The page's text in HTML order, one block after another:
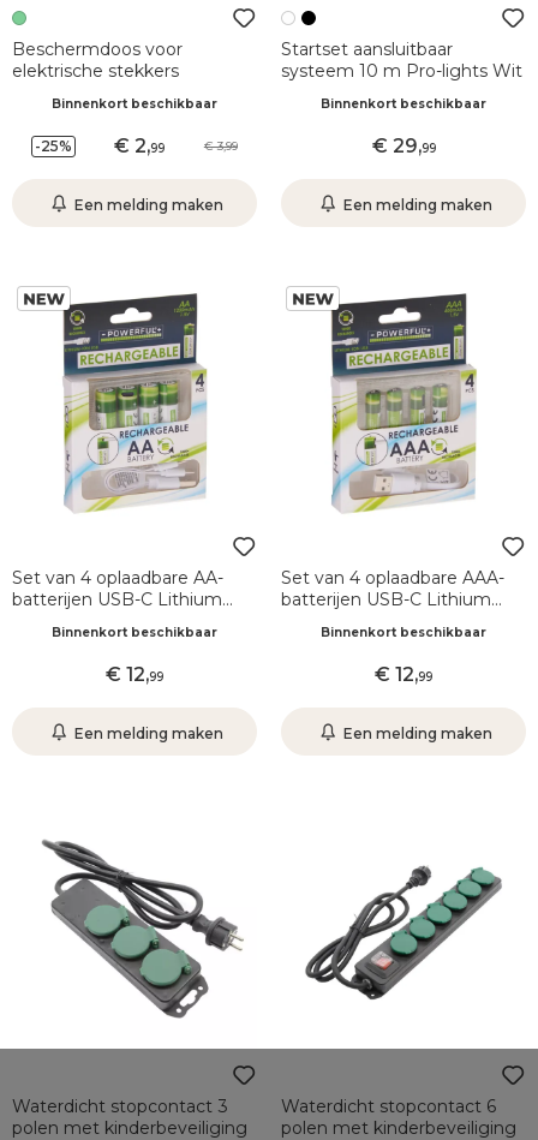
Beschermdoos voor
elektrische stekkers
Binnenkort beschikbaar
-25% 2,99 3,99
Een melding maken
Startset aansluitbaar
systeem 10 m Pro-lights Wit
Binnenkort beschikbaar
29,99
Een melding maken
Set van 4 oplaadbare AA-
batterijen USB-C Lithium
Binnenkort beschikbaar
12,99
Een melding maken
Set van 4 oplaadbare AAA-
batterijen USB-C Lithium
Binnenkort beschikbaar
12,99
Een melding maken
Waterdicht stopcontact 3
polen met kinderbeveiliging
Waterdicht stopcontact 6
polen met kinderbeveiliging